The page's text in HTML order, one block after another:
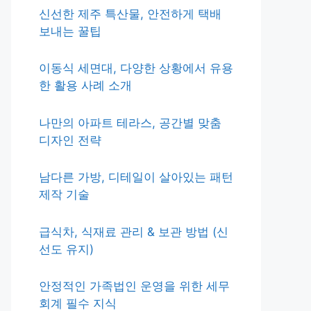
신선한 제주 특산물, 안전하게 택배
보내는 꿀팁
이동식 세면대, 다양한 상황에서 유용
한 활용 사례 소개
나만의 아파트 테라스, 공간별 맞춤
디자인 전략
남다른 가방, 디테일이 살아있는 패턴
제작 기술
급식차, 식재료 관리 & 보관 방법 (신
선도 유지)
안정적인 가족법인 운영을 위한 세무
회계 필수 지식